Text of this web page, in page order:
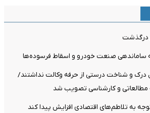
درگذشت
ساماندهی صنعت خودرو و اسقاط فرسوده‌ها
درک و شناخت درستی از حرفه وکالت نداشتند/
مطالعاتی و کارشناسی تصویب شد
توجه به تلاطم‌های اقتصادی افزایش پیدا کند